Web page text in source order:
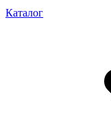
Каталог